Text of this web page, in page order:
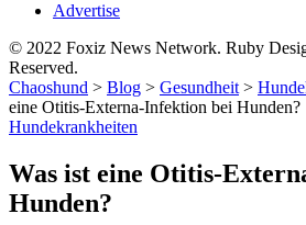
Advertise
© 2022 Foxiz News Network. Ruby
Reserved.
Chaoshund > Blog > Gesundheit >
eine Otitis-Externa-Infektion bei Hunden?
Hundekrankheiten
Was ist eine Otitis-
Hunden?